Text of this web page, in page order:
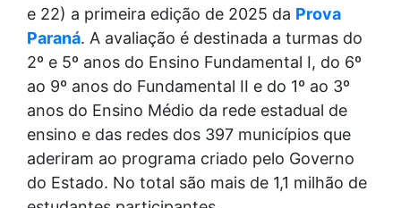
e 22) a primeira edição de 2025 da Prova
Paraná. A avaliação é destinada a turmas do
2º e 5º anos do Ensino Fundamental I, do 6º
ao 9º anos do Fundamental II e do 1º ao 3º
anos do Ensino Médio da rede estadual de
ensino e das redes dos 397 municípios que
aderiram ao programa criado pelo Governo
do Estado. No total são mais de 1,1 milhão de